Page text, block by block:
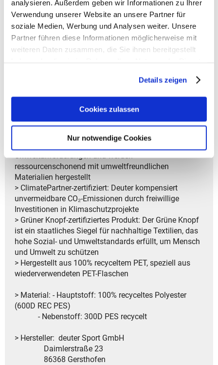
analysieren. Außerdem geben wir Informationen zu Ihrer
Verwendung unserer Website an unsere Partner für
soziale Medien, Werbung und Analysen weiter. Unsere
Partner führen diese Informationen möglicherweise mit
weiteren Daten zusammen, die Sie ihnen bereitgestellt
Details zeigen
Cookies zulassen
Nur notwendige Cookies
- Schutztasche für Tablet
- Handytasche an der Seite
- Griff zum Tragen
- Weite U-Zip Öffnung am Rucksackoberteil
umweltfreundliche DWR-Imprägnierung für
wasserabweisende Eigenschaften
> bluesign®-Produkt: Produkte mit dem bluesign®-
Label erfüllen strenge Sicherheits- und
Umweltanforderungen und werden
ressourcenschonend mit umweltfreundlichen
Materialien hergestellt
> ClimatePartner-zertifiziert: Deuter kompensiert
unvermeidbare CO₂-Emissionen durch freiwillige
Investitionen in Klimaschutzprojekte
> Grüner Knopf-zertifiziertes Produkt: Der Grüne Knopf
ist ein staatliches Siegel für nachhaltige Textilien, das
hohe Sozial- und Umweltstandards erfüllt, um Mensch
und Umwelt zu schützen
> Hergestellt aus 100% recyceltem PET, speziell aus
wiederverwendeten PET-Flaschen
> Material: - Hauptstoff: 100% recyceltes Polyester
(600D REC PES)
- Nebenstoff: 300D PES recycelt
> Hersteller: deuter Sport GmbH
Daimlerstraße 23
86368 Gersthofen